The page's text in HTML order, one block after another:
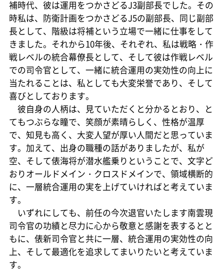
補時代、彼は運用をつかさどるJ3副部長でした。その
時私は、防衛計画をつかさどるJ5の副部長、同じ副部
長として、階級は将補という立場で一緒に仕事をして
きました。それから10年後、それぞれ、私は戦略・作
戦レベルの統合幕僚長として、そして彼は作戦レベル
での司令官として、一緒に統合運用の実効性の向上に
当たれることは、私としても大変栄誉であり、そして
喜びとしております。
彼自身の人柄は、見ていただくと分かるとおり、と
てもつぶらな瞳で、笑顔が素晴らしく、性格が温厚
で、知見も高く、大変人望が厚い人間だと思っていま
す。加えて、出身の職種の話がありましたが、私が
空、そして俵海将が潜水艦乗りということで、文字ど
おりオールドメイン・クロスドメインで、領域横断的
に、一層統合運用の実を上げていければと考えていま
す。
いずれにしても、前任の今次退官いたします南雲現
司令官の功績と尽力に心から敬意と感謝を表するとと
もに、俵新司令官と共に一層、統合運用の実効性の向
上、そして最適化を追求してまいりたいと考えていま
す。